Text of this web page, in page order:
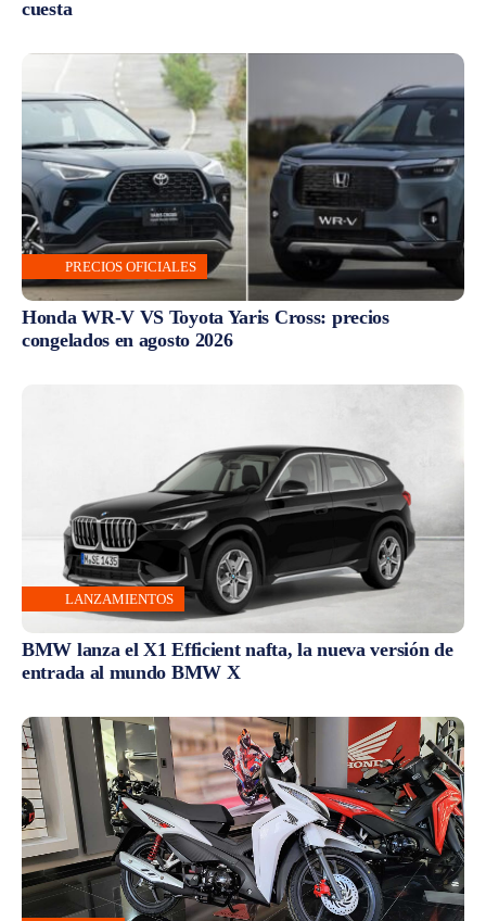
cuesta
PRECIOS OFICIALES
Honda WR-V VS Toyota Yaris Cross: precios
congelados en agosto 2026
LANZAMIENTOS
BMW lanza el X1 Efficient nafta, la nueva versión de
entrada al mundo BMW X